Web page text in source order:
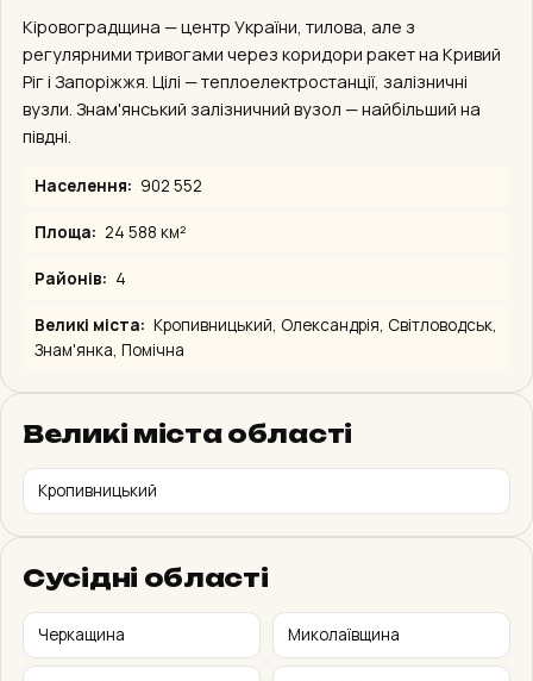
СПОКІЙ
м. Київ
тиха
СПОКІЙ
Київська обл.
тиха
тиха
СПОКІЙ
34
Самарівський район
ПОВІТРЯНА
Район
Павлоградський район
ПОВІТРЯНА
з 13:29
Кіровоградщина — центр України, тилова, але з
регулярними тривогами через коридори ракет на Кривий
Ріг і Запоріжжя. Цілі — теплоелектростанції, залізничні
вузли. Знам'янський залізничний вузол — найбільший на
півдні.
Населення: 902 552
Площа: 24 588 км²
Районів: 4
Великі міста: Кропивницький, Олександрія, Світловодськ,
Знам'янка, Помічна
Великі міста області
Кропивницький
Сусідні області
Черкащина Миколаївщина